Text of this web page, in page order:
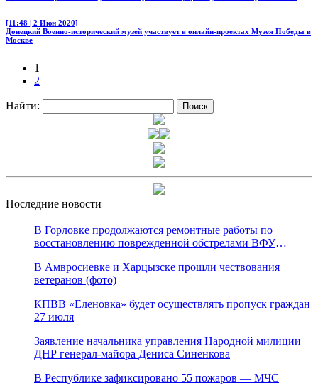
[11:48 | 2 Июн 2020]
Донецкий Военно-исторический музей участвует в онлайн-проектах Музея Победы в
Москве
1
2
Найти:
Последние новости
В Горловке продолжаются ремонтные работы по
восстановлению поврежденной обстрелами ВФУ
В Амвросиевке и Харцызске прошли чествования
ветеранов (фото)
КПВВ «Еленовка» будет осуществлять пропуск граждан
27 июля
Заявление начальника управления Народной милиции
ДНР генерал-майора Дениса Синенкова
В Республике зафиксировано 55 пожаров — МЧС